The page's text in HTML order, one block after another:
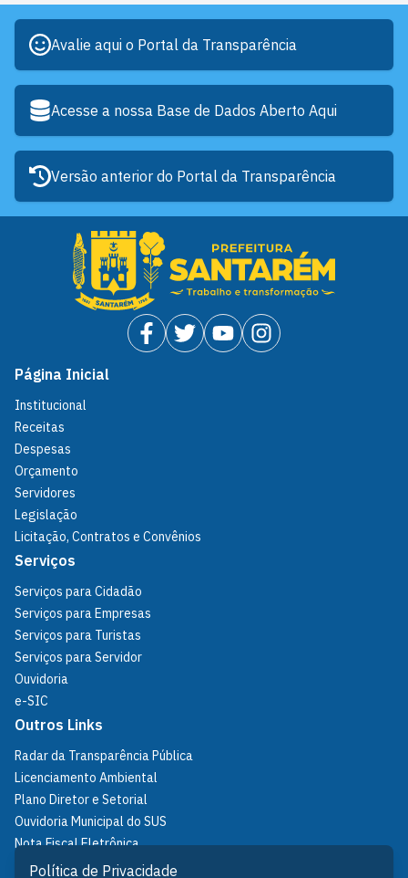
Avalie aqui o Portal da Transparência
Acesse a nossa Base de Dados Aberto Aqui
Versão anterior do Portal da Transparência
Página Inicial
Institucional
Receitas
Despesas
Orçamento
Servidores
Legislação
Licitação, Contratos e Convênios
Serviços
Serviços para Cidadão
Serviços para Empresas
Serviços para Turistas
Serviços para Servidor
Ouvidoria
e-SIC
Outros Links
Radar da Transparência Pública
Licenciamento Ambiental
Plano Diretor e Setorial
Ouvidoria Municipal do SUS
Nota Fiscal Eletrônica
IPTU
Política de Privacidade